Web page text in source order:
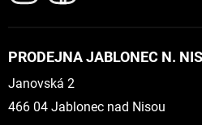
PRODEJNA JABLONEC N.
Janovská 2
466 04 Jablonec nad Nisou